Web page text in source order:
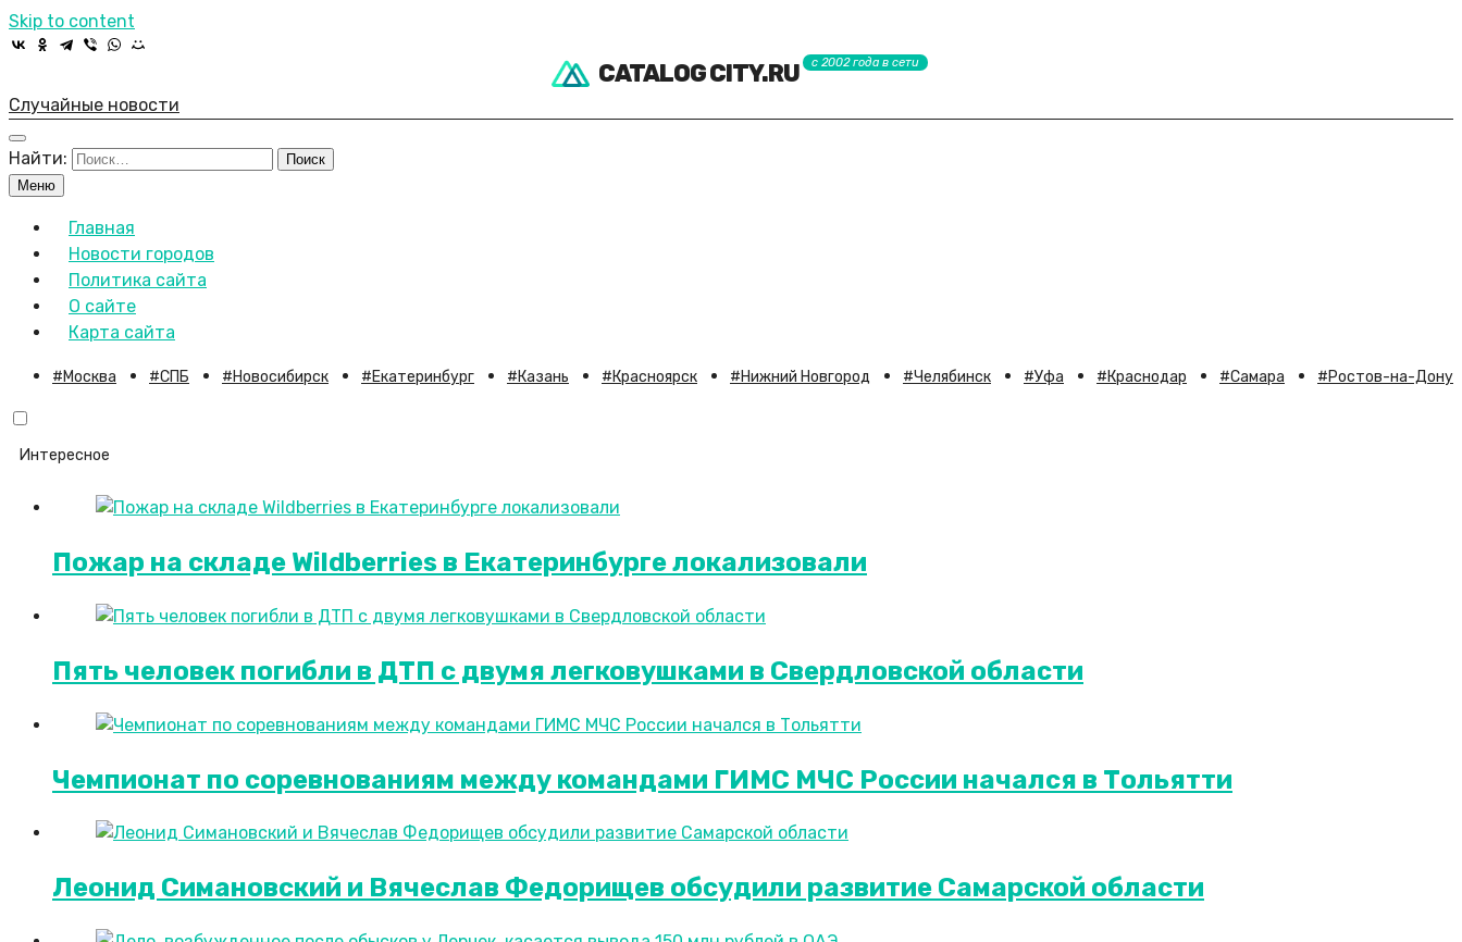
Skip to content
CATALOG CITY.RU с 2002 года в сети
Случайные новости
Найти:
Меню
Главная
Новости городов
Политика сайта
О сайте
Карта сайта
Москва СПБ Новосибирск Екатеринбург Казань Красноярск Нижний Новгород Челябинск Уфа Краснодар Самара Ростов-на-Дону
Интересное
Пожар на складе Wildberries в Екатеринбурге локализовали
Пять человек погибли в ДТП с двумя легковушками в Свердловской области
Чемпионат по соревнованиям между командами ГИМС МЧС России начался в Тольятти
Леонид Симановский и Вячеслав Федорищев обсудили развитие Самарской области